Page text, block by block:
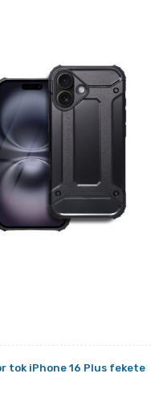
tok iPhone 16 Plus fekete